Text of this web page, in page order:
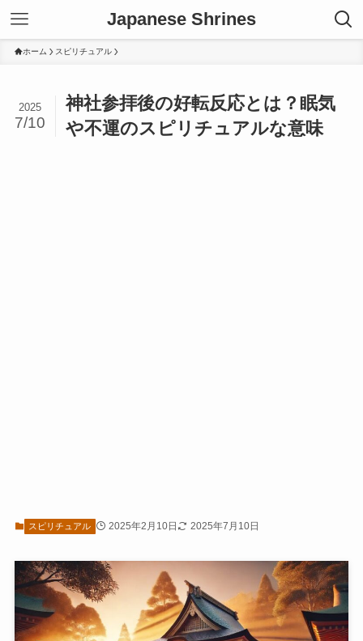
Japanese Shrines
ホーム スピリチュアル
神社参拝後の好転反応とは？眠気
や不運のスピリチュアルな意味
2025
7/10
スピリチュアル 2025年2月10日 2025年7月10日